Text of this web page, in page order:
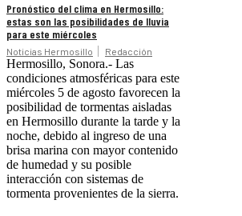
Pronóstico del clima en Hermosillo:
estas son las posibilidades de lluvia
para este miércoles
Noticias Hermosillo Redacción
Hermosillo, Sonora.- Las
condiciones atmosféricas para este
miércoles 5 de agosto favorecen la
posibilidad de tormentas aisladas
en Hermosillo durante la tarde y la
noche, debido al ingreso de una
brisa marina con mayor contenido
de humedad y su posible
interacción con sistemas de
tormenta provenientes de la sierra.